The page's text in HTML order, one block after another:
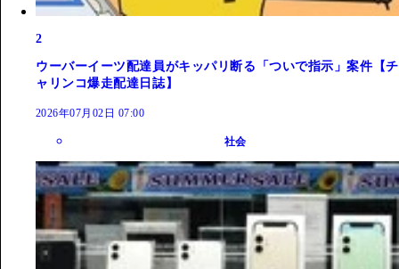
2
ウーバーイーツ配達員がキッパリ断る「ついで指示」案件【チ
ャリンコ爆走配達日誌】
2026年07月02日 07:00
社会